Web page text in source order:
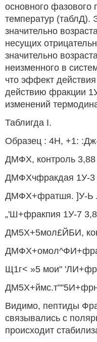
основного фазового
температур
значительно
несущих
значительно
неизменного в
что эффект
действию фракции
изменений
Таблигда I.
Образец : 4Н, +1:
ДМФХ, контроль 3,88
ДМФХчфракдая 1У-3
ДМФХ+фратшя. ]У-Ь
„'Ш+фракпия 1У-7
ДМ5Х+5мол£ЙБИ,
Щ1г< »5 мои"
Видимо, пептиды
связывались с
происходит